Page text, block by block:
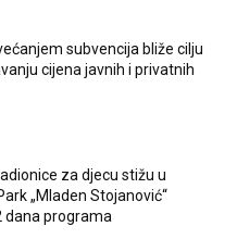
subvencija bliže cilju
cijena javnih i privatnih
za djecu stižu u
„Mladen Stojanović“
dana programa